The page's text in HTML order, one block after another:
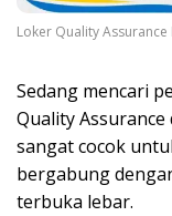
Loker Quality
Sedang mencari
Quality
sangat cocok
bergabung
terbuka lebar.